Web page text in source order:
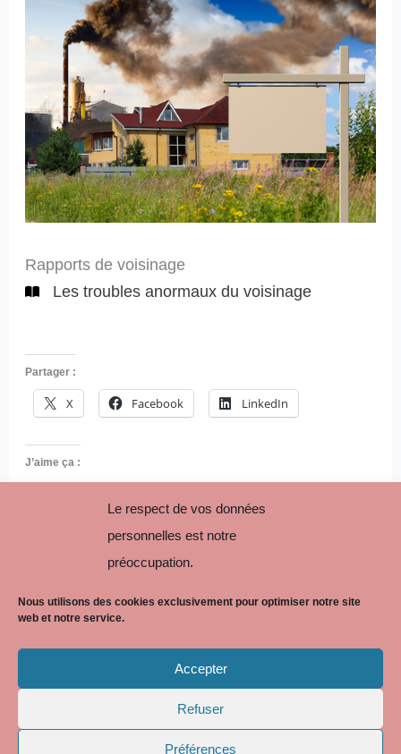
Le respect de vos données
personnelles est notre
préoccupation.
Nous utilisons des cookies exclusivement pour optimiser notre site
web et notre service.
Accepter
Refuser
Préférences
Rapports de voisinage
Les troubles anormaux du voisinage
Partager :
X Facebook LinkedIn
J’aime ça :
Copyright © 2026 BLP AVOCATS